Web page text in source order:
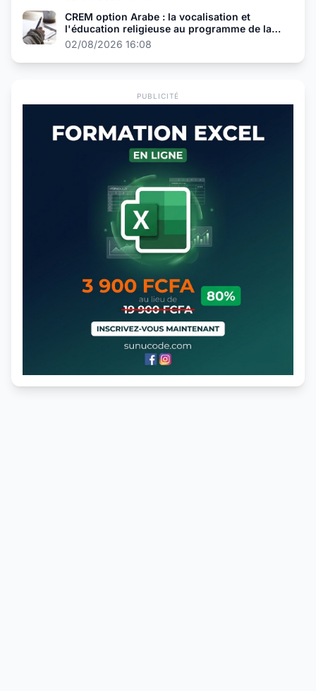
CREM option Arabe : la vocalisation et
l'éducation religieuse au programme de la
présélection
02/08/2026 16:08
PUBLICITÉ